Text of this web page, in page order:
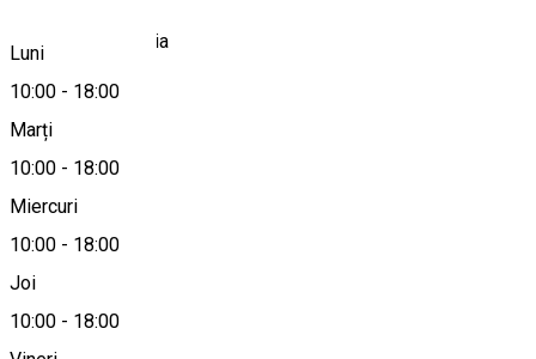
Luni
10:00 - 18:00
Marți
10:00 - 18:00
Miercuri
10:00 - 18:00
Joi
10:00 - 18:00
Red Lake, Romania
Hartă